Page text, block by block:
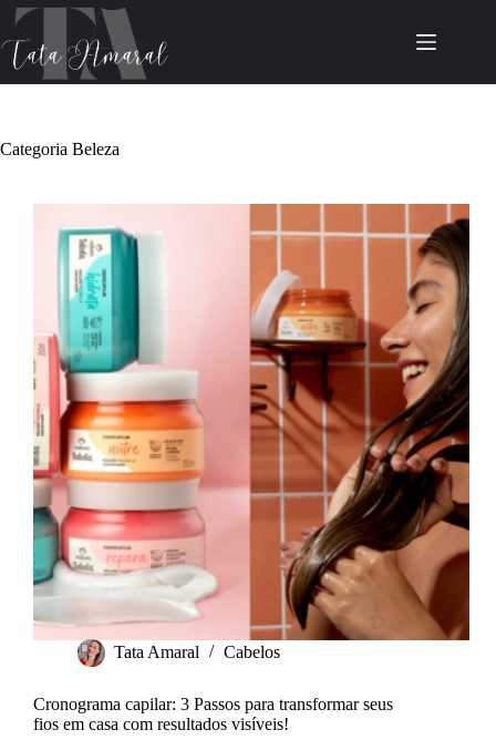
Pular
para
o
conteúdo
Categoria Beleza
Tata Amaral Cabelos
Cronograma capilar: 3 Passos para transformar seus
fios em casa com resultados visíveis!